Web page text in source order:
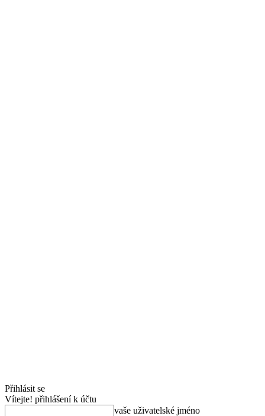
Přihlásit se
Vítejte! přihlášení k účtu
vaše uživatelské jméno